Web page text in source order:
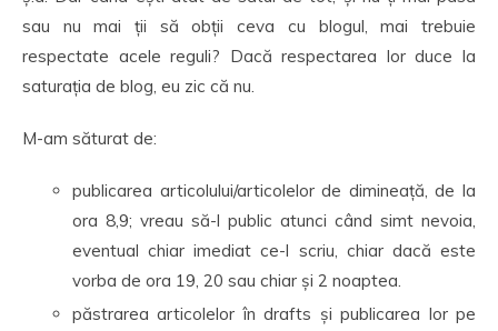
sau nu mai ții să obții ceva cu blogul, mai trebuie
respectate acele reguli? Dacă respectarea lor duce la
saturația de blog, eu zic că nu.
M-am săturat de:
publicarea articolului/articolelor de dimineață, de la
ora 8,9; vreau să-l public atunci când simt nevoia,
eventual chiar imediat ce-l scriu, chiar dacă este
vorba de ora 19, 20 sau chiar și 2 noaptea.
păstrarea articolelor în drafts și publicarea lor pe